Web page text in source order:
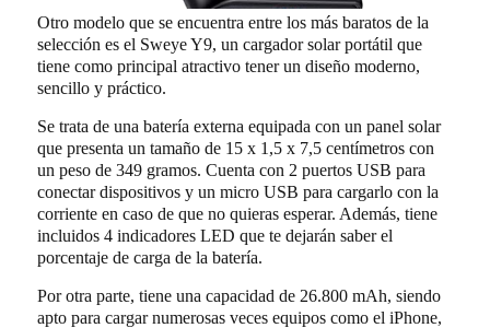
Otro modelo que se encuentra entre los más baratos de la
selección es el Sweye Y9, un cargador solar portátil que
tiene como principal atractivo tener un diseño moderno,
sencillo y práctico.
Se trata de una batería externa equipada con un panel solar
que presenta un tamaño de 15 x 1,5 x 7,5 centímetros con
un peso de 349 gramos. Cuenta con 2 puertos USB para
conectar dispositivos y un micro USB para cargarlo con la
corriente en caso de que no quieras esperar. Además, tiene
incluidos 4 indicadores LED que te dejarán saber el
porcentaje de carga de la batería.
Por otra parte, tiene una capacidad de 26.800 mAh, siendo
apto para cargar numerosas veces equipos como el iPhone,